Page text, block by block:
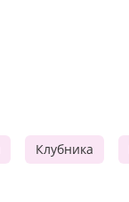
Клубника